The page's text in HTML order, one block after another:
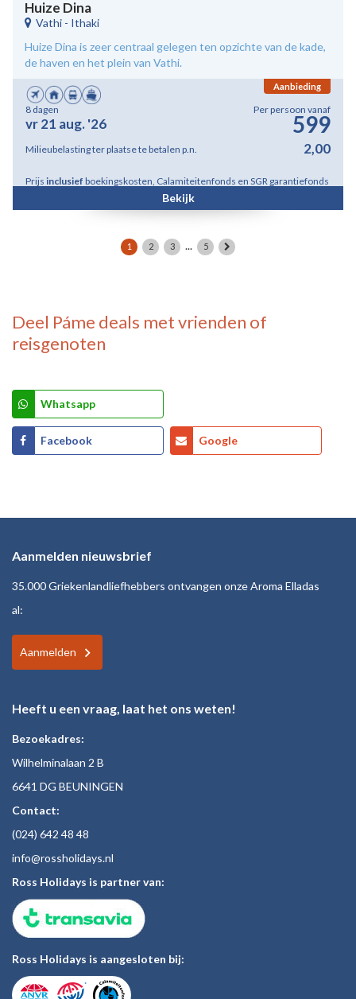
Huize Dina
Vathi - Ithaki
Huize Dina is zeer centraal gelegen ten opzichte van de kade,
de haven en het plein van Vathi.
Aanbieding
8 dagen
vr 21 aug. '26
Per persoon vanaf
599
Milieubelasting ter plaatse te betalen p.n. 2,00
Prijs inclusief boekingskosten, Calamiteitenfonds en SGR garantiefonds
Bekijk
1 2 3 ... 5
Deel Páme deals met vrienden of
reisgenoten
Whatsapp
Facebook Google
Aanmelden nieuwsbrief
35.000 Griekenlandliefhebbers ontvangen onze Aroma Elladas
al:
Aanmelden
Heeft u een vraag, laat het ons weten!
Bezoekadres:
Wilhelminalaan 2 B
6641 DG BEUNINGEN
Contact:
(024) 642 48 48
info@rossholidays.nl
Ross Holidays is partner van:
Ross Holidays is aangesloten bij: